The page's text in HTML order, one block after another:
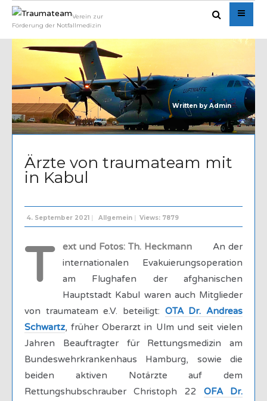
Verein zur
Förderung der Notfallmedizin
Written by Admin
Ärzte von traumateam mit
in Kabul
4. September 2021 Allgemein Views: 7879
T ext und Fotos: Th. Heckmann
An der
internationalen Evakuierungsoperation
am Flughafen der afghanischen
Hauptstadt Kabul waren auch Mitglieder
von traumateam e.V. beteiligt: OTA Dr. Andreas
Schwartz, früher Oberarzt in Ulm und seit vielen
Jahren Beauftragter für Rettungsmedizin am
Bundeswehrkrankenhaus Hamburg, sowie die
beiden aktiven Notärzte auf dem
Rettungshubschrauber Christoph 22 OFA Dr.